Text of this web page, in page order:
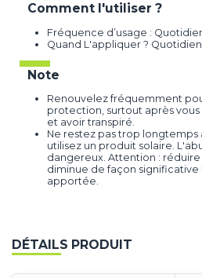
Comment l'utiliser ?
Fréquence d’usage :
Quand L'appliquer ? Quotidien
Note
Renouvelez fréquemment
protection, surtout après
et avoir transpiré.
Ne restez pas trop longtemps
utilisez un produit solaire.
dangereux. Attention :
diminue de façon
apportée.
DÉTAILS PRODUIT